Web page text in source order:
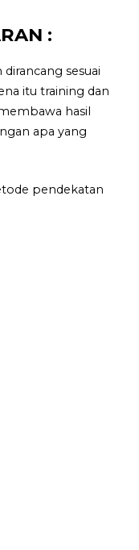
:
sesuai
itu training dan
hasil
apa yang
pendekatan